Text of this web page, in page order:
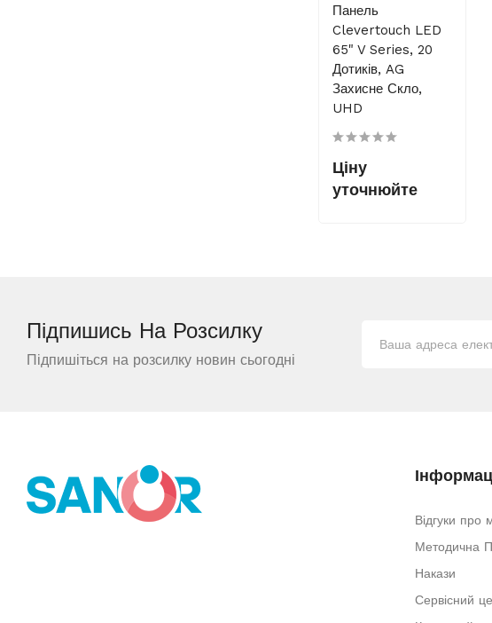
Панель
Clevertouch LED
65" V Series, 20
Дотиків, AG
Захисне Скло,
UHD
Ціну
уточнюйте
Підпишись На Розсилку
Підпишіться на розсилку новин сьогодні
Відгуки про
Методична
Накази
Сервісний